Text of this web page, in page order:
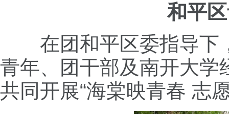
和平
在团和平区委指导下
青年、团干部及南开大学
共同开展“海棠映青春 志